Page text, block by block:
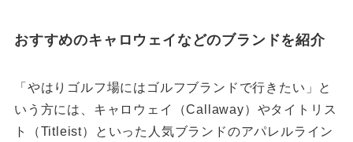
おすすめのキャロウェイなどのブランドを紹介
「やはりゴルフ場にはゴルフブランドで行きたい」と
いう方には、キャロウェイ（Callaway）やタイトリス
ト（Titleist）といった人気ブランドのアパレルライン